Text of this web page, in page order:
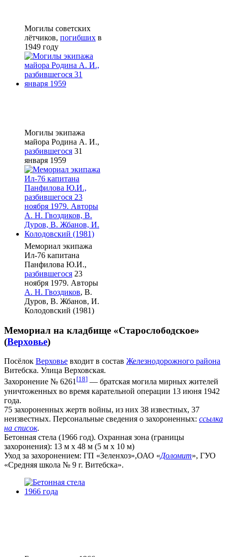
Могилы советских
лётчиков, погибших в
1949 году
Могилы экипажа
майора Родина А. И.,
разбившегося 31
января 1959
Мемориал экипажа
Ил-76 капитана
Панфилова Ю.И.,
разбившегося 23
ноября 1979. Авторы
А. Н. Гвоздиков, В.
Дуров, В. Жбанов, И.
Колодовский (1981)
Мемориал на кладбище «Старослободское»
(Верховье)
Посёлок Верховье входит в состав Железнодорожного района
Витебска. Улица Верховская.
Захоронение № 6261[18] — братская могила мирных жителей
уничтоженных во время карательной операции 13 июня 1942
года.
75 захороненных жертв войны, из них 38 известных, 37
неизвестных. Персональные сведения о захороненных: ссылка
на список.
Бетонная стела (1966 год). Охранная зона (границы
захоронения): 13 м х 48 м (5 м x 10 м)
Уход за захоронением: ГП «Зеленхоз»,ОАО «Доломит», ГУО
«Средняя школа № 9 г. Витебска».